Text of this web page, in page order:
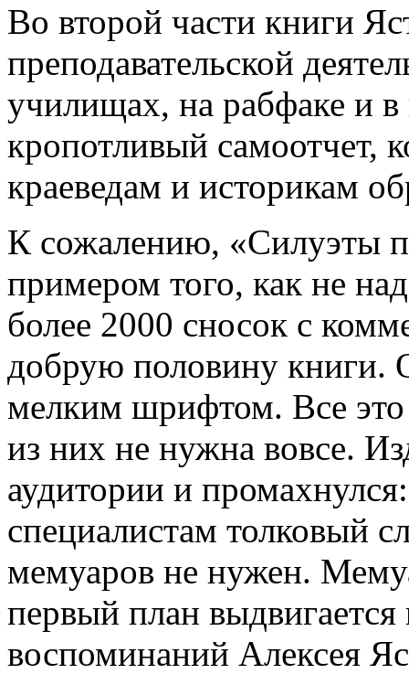
Во второй части книги
преподавательской
училищах, на рабфаке и в
кропотливый самоотчет,
краеведам и историкам
К сожалению, «Силуэты
примером того, как не
более 2000 сносок с
добрую половину книги.
мелким шрифтом. Все это
из них не нужна вовсе.
аудитории и
специалистам толковый
мемуаров не нужен.
первый план
воспоминаний Алексея